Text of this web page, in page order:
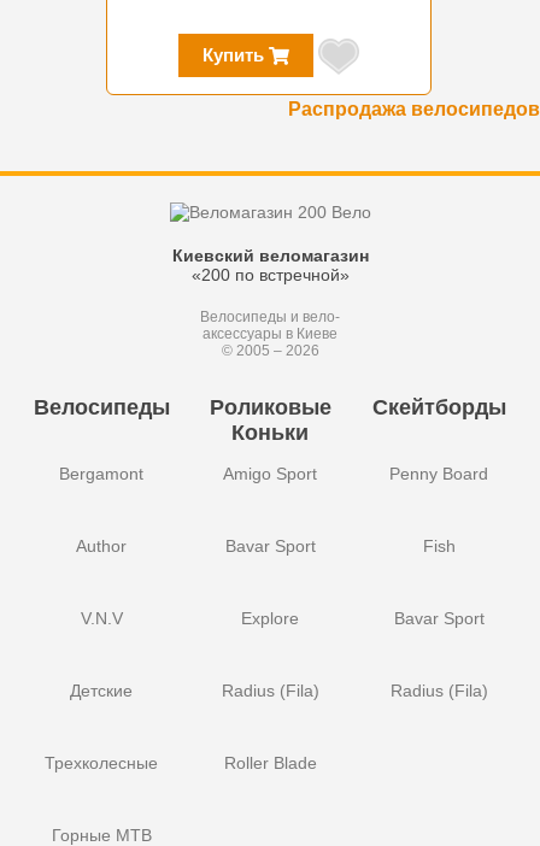
Купить
Распродажа велосипедов
Киевский веломагазин
«200 по встречной»
Велосипеды и вело-
аксессуары в Киеве
© 2005 – 2026
Велосипеды
Bergamont
Author
V.N.V
Детские
Трехколесные
Горные MTB
Роликовые
Коньки
Amigo Sport
Bavar Sport
Explore
Radius (Fila)
Roller Blade
Скейтборды
Penny Board
Fish
Bavar Sport
Radius (Fila)